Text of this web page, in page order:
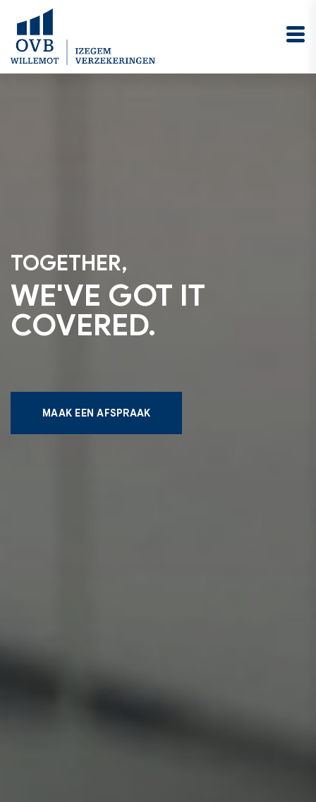
Home - Izegem
verzekeringen
TOGETHER,
WE'VE GOT IT
COVERED.
MAAK EEN AFSPRAAK